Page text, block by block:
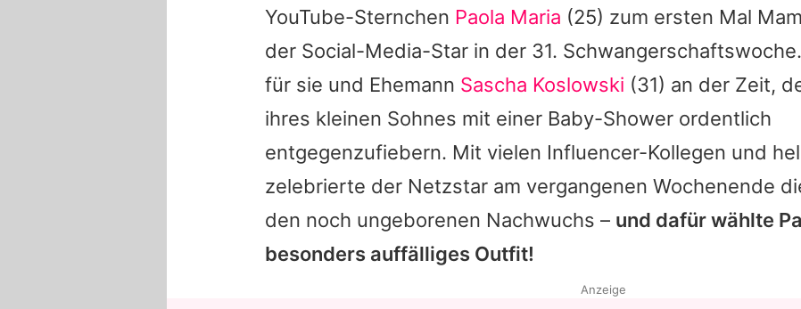
YouTube-Sternchen Paola Maria (25) zum ersten Mal
der Social-Media-Star in der 31. Schwangerschaftswoche
für sie und Ehemann Sascha Koslowski (31) an der Zeit,
ihres kleinen Sohnes mit einer Baby-Shower ordentlich
entgegenzufiebern. Mit vielen Influencer-Kollegen und
zelebrierte der Netzstar am vergangenen Wochenende
den noch ungeborenen Nachwuchs – und dafür wählte
besonders auffälliges Outfit!
Anzeige